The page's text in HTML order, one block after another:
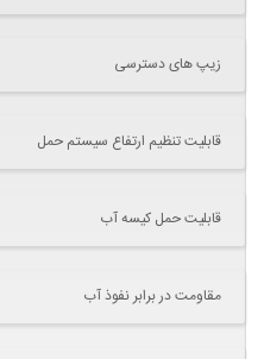
زیپ های دسترسی
قابلیت تنظیم ارتفاع سیستم حمل
قابلیت حمل کیسه آب
مقاومت در برابر نفوذ آب